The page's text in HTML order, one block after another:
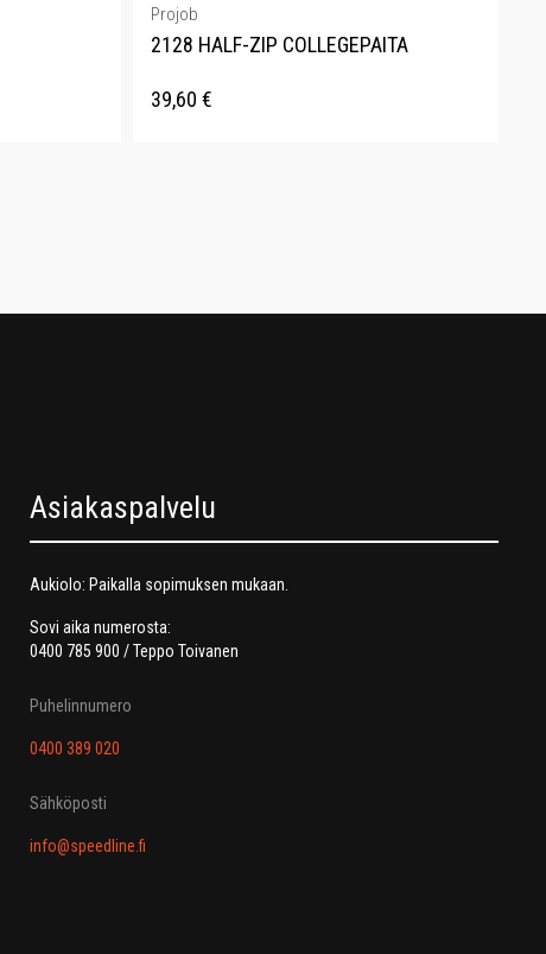
Projob
2128 HALF-ZIP COLLEGEPAITA
39,60 €
Asiakaspalvelu
Aukiolo: Paikalla sopimuksen mukaan.
Sovi aika numerosta:
0400 785 900 / Teppo Toivanen
Puhelinnumero
0400 389 020
Sähköposti
info@speedline.fi